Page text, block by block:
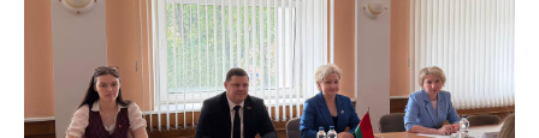
Общественная
Идеологическая
работа